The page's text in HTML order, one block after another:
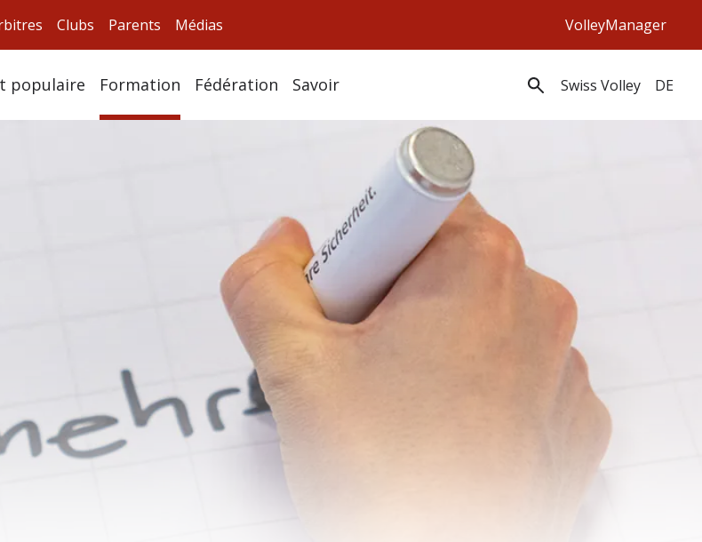
Clubs Parents Médias VolleyManager
populaire Formation Fédération Savoir Swiss Volley DE